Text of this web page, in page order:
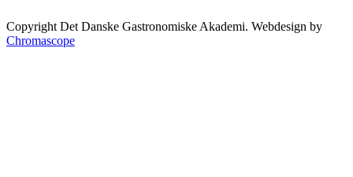
Copyright Det Danske Gastronomiske Akademi. Webdesign by
Chromascope